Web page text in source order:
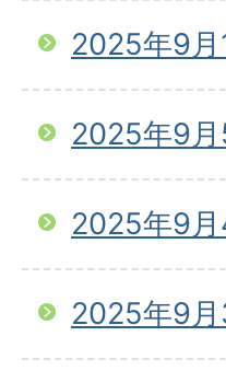
2025年9月
2025年9月
2025年9月
2025年9月